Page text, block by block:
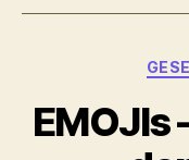
EMOJIs